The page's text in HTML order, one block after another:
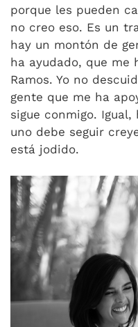
porque les pueden
no creo eso. Es un
hay un montón de
ha ayudado, que me
Ramos. Yo no
gente que me ha
sigue conmigo.
uno debe seguir
está jodido.